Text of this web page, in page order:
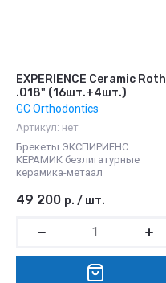
EXPERIENCE Ceramic Roth
.018" (16шт.+4шт.)
GC Orthodontics
Артикул: нет
Брекеты ЭКСПИРИЕНС
КЕРАМИК безлигатурные
керамика-метаал
49 200 р. / шт.